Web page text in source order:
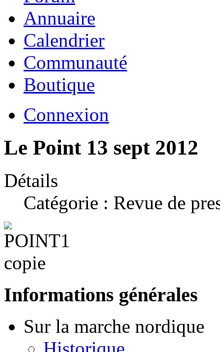
Annuaire
Calendrier
Communauté
Boutique
Connexion
Le Point 13 sept 2012
Détails
Catégorie : Revue de
Informations générales
Sur la marche nordique